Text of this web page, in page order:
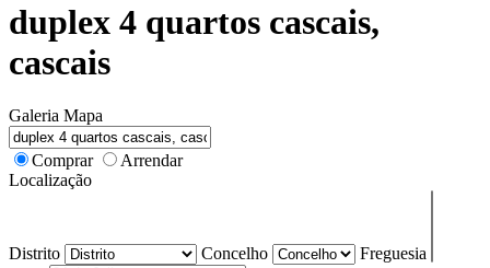
duplex 4 quartos cascais,
cascais
Galeria Mapa
Comprar
Arrendar
Localização
Distrito Concelho Freguesia